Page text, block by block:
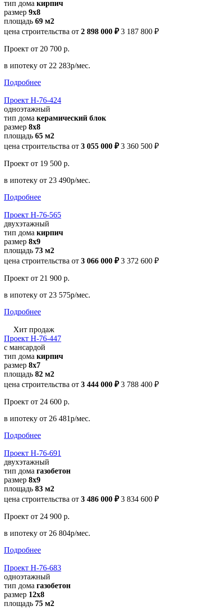
тип дома кирпич
размер 9х8
площадь 69 м2
цена строительства от 2 898 000 ₽ 3 187 800 ₽
Проект от 20 700 р.
в ипотеку от 22 283р/мес.
Подробнее
Проект Н-76-424
одноэтажный
тип дома керамический блок
размер 8х8
площадь 65 м2
цена строительства от 3 055 000 ₽ 3 360 500 ₽
Проект от 19 500 р.
в ипотеку от 23 490р/мес.
Подробнее
Проект Н-76-565
двухэтажный
тип дома кирпич
размер 8х9
площадь 73 м2
цена строительства от 3 066 000 ₽ 3 372 600 ₽
Проект от 21 900 р.
в ипотеку от 23 575р/мес.
Подробнее
Хит продаж
Проект Н-76-447
с мансардой
тип дома кирпич
размер 8х7
площадь 82 м2
цена строительства от 3 444 000 ₽ 3 788 400 ₽
Проект от 24 600 р.
в ипотеку от 26 481р/мес.
Подробнее
Проект Н-76-691
двухэтажный
тип дома газобетон
размер 8x9
площадь 83 м2
цена строительства от 3 486 000 ₽ 3 834 600 ₽
Проект от 24 900 р.
в ипотеку от 26 804р/мес.
Подробнее
Проект Н-76-683
одноэтажный
тип дома газобетон
размер 12x8
площадь 75 м2